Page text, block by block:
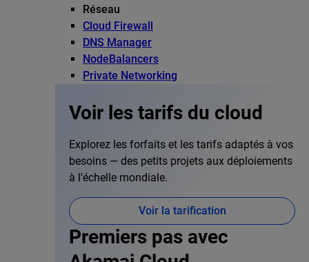
Réseau
Cloud Firewall
DNS Manager
NodeBalancers
Private Networking
Voir les tarifs du cloud
Explorez les forfaits et les tarifs adaptés à vos
besoins — des petits projets aux déploiements
à l'échelle mondiale.
Voir la tarification
Premiers pas avec